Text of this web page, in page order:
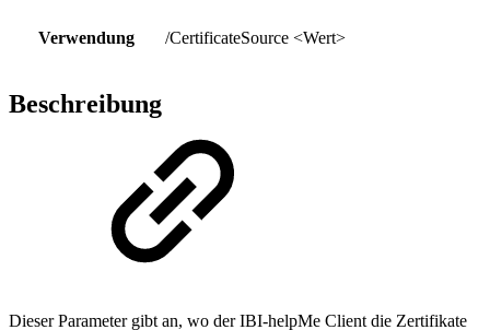
Verwendung /CertificateSource <Wert>
Beschreibung
Dieser Parameter gibt an, wo der IBI-helpMe Client die Zertifikate